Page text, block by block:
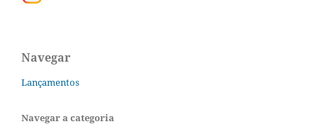
Navegar
Lançamentos
Navegar a categoria